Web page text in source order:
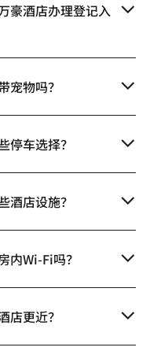
豪酒店办理登记入
宠物吗？
停车选择？
酒店设施？
内Wi-Fi吗？
店更近？